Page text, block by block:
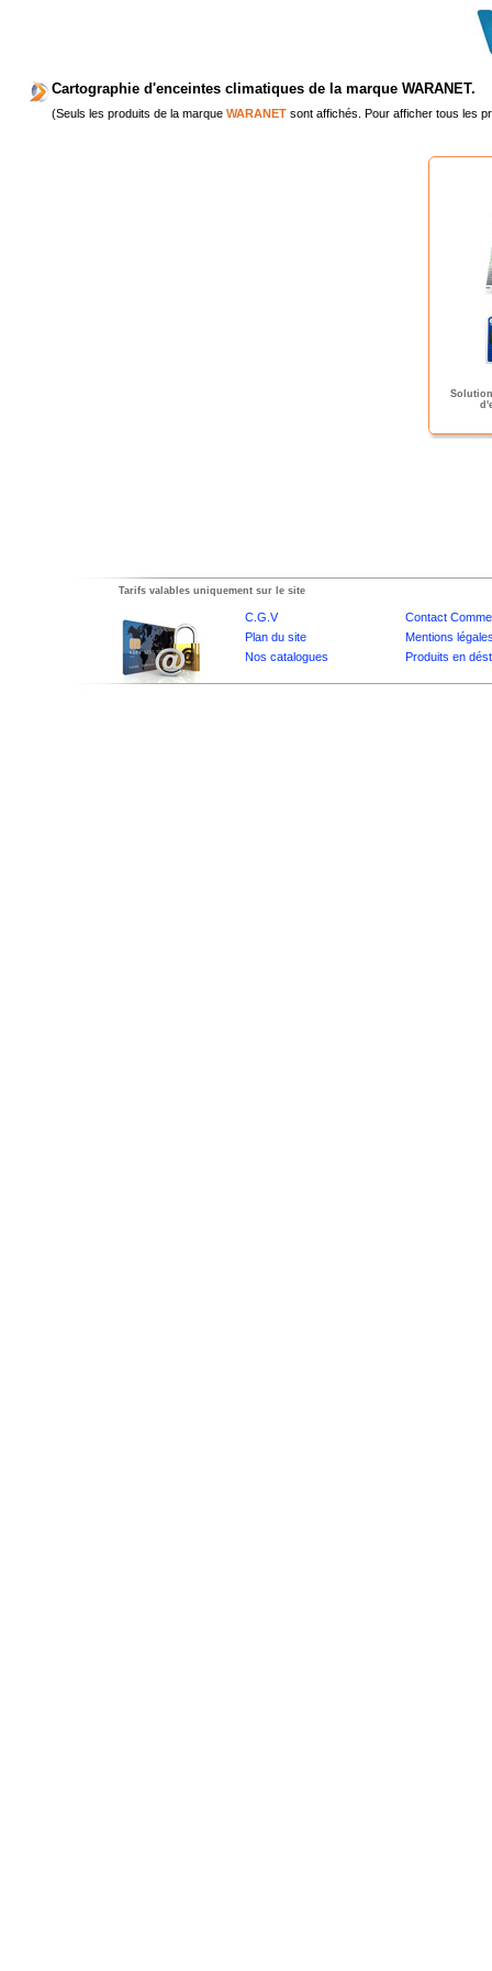
Cartographie d'enceintes climatiques de la marque WARANET.
(Seuls les produits de la marque WARANET sont affichés. Pour afficher tous les
Tarifs valables uniquement sur le site
C.G.V
Contact
Plan du site
Mentions
Nos catalogues
Produits en